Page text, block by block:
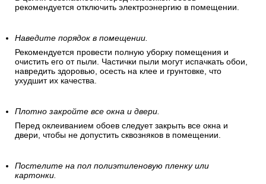
рекомендуется отключить электроэнергию в помещении.
Наведите порядок в помещении.
Рекомендуется провести полную уборку помещения и
очистить его от пыли. Частички пыли могут испачкать обои,
навредить здоровью, осесть на клее и грунтовке, что
ухудшит их качества.
Плотно закройте все окна и двери.
Перед оклеиванием обоев следует закрыть все окна и
двери, чтобы не допустить сквозняков в помещении.
Постелите на пол полиэтиленовую пленку или
картонки.